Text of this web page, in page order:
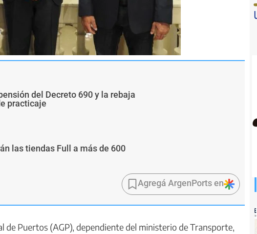
del Decreto 690 y la rebaja
practicaje
las tiendas Full a más de 600
Agregá ArgenPorts en
de Puertos (AGP), dependiente del ministerio de Transporte,